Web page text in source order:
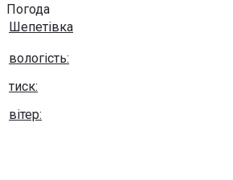
Погода
Шепетівка
вологість:
тиск:
вітер: